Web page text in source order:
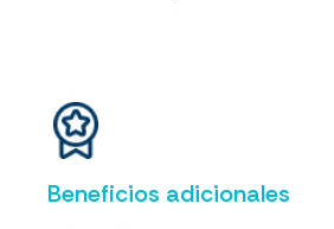
Beneficios adicionales